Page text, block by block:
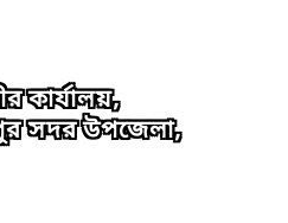
কার্যালয়,
সদর উপজেলা,